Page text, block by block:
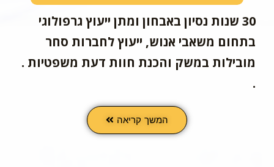
30 שנות נסיון באבחון ומתן ייעוץ גרפולוגי
בתחום משאבי אנוש, ייעוץ לחברות סחר
מובילות במשק והכנת חוות דעת משפטיות .
.
המשך קריאה